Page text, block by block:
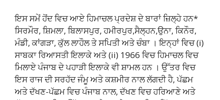
ਇਸ ਸਮੇਂ ਹੋਂਦ ਵਿਚ ਆਏ ਹਿਮਾਚਲ ਪ੍ਰਦੇਸ਼ ਦੇ ਬਾਰਾਂ ਜ਼ਿਲ੍ਹੇ ਹਨ*
ਸਿਰਮੌਰ, ਸ਼ਿਮਲਾ, ਬਿਲਾਸਪੁਰ, ਹਮੀਰਪੁਰ,ਸੈਲ੍ਹਨ,ਉਨਾ, ਕਿਨੌਰ,
ਮੰਡੀ, ਕਾਂਗੜਾ, ਕੁੱਲ ਲਾਹੌਲ ਤੇ ਸਪਿਤੀ ਅਤੇ ਚੰਬਾ । ਇਨ੍ਹਾਂ ਵਿਚ (i)
ਸਾਬਕਾ ਰਿਆਸਤੀ ਇਲਾਕੇ ਅਤੇ (ii) 1966 ਵਿਚ ਹਿਮਾਚਲ ਵਿਚ
ਮਿਲਾਏ ਪੰਜਾਬ ਦੇ ਪਹਾੜੀ ਇਲਾਕੇ ਵੀ ਸ਼ਾਮਲ ਹਨ । ਉੱਤਰ ਵਿਚ
ਇਸ ਰਾਜ ਦੀ ਸਰਹੱਦ ਜੰਮੂ ਅਤੇ ਕਸ਼ਮੀਰ ਨਾਲ ਲੱਗਦੀ ਹੈ, ਪੱਛਮ
ਅਤੇ ਦੱਖਣ-ਪੱਛਮ ਵਿਚ ਪੰਜਾਬ ਨਾਲ, ਦੱਖਣ ਵਿਚ ਹਰਿਆਣੇ ਅਤੇ